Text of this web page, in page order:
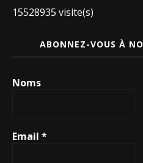
15528935 visite(s)
ABONNEZ-VOUS À
Noms
Email *